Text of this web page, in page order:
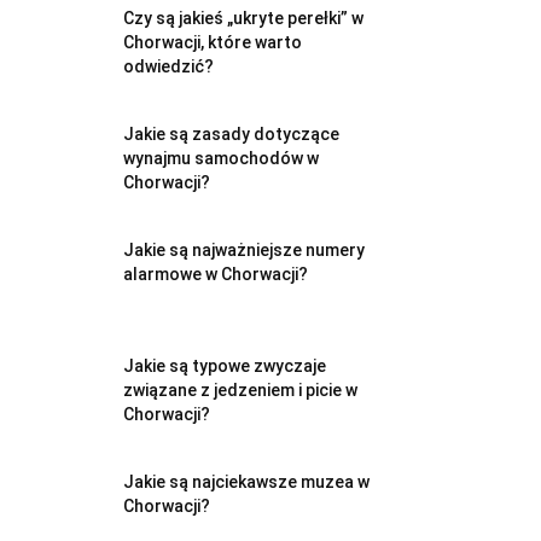
Czy są jakieś „ukryte perełki” w
Chorwacji, które warto
odwiedzić?
Jakie są zasady dotyczące
wynajmu samochodów w
Chorwacji?
Jakie są najważniejsze numery
alarmowe w Chorwacji?
Jakie są typowe zwyczaje
związane z jedzeniem i picie w
Chorwacji?
Jakie są najciekawsze muzea w
Chorwacji?